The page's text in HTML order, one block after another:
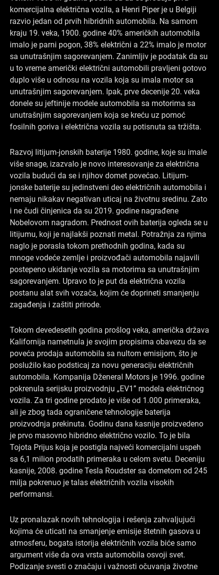
komercijalna električna vozila, a Henri Piper je u Belgiji
razvio jedan od prvih hibridnih automobila. Na samom
kraju 19. veka, 1900. godine 40% američkih automobila
imalo je parni pogon, 38% električni a 22% imalo je motor
sa unutrašnjim sagorevanjem. Zanimljiv je podatak da su
u to vreme američki električni automobili pravljeni gotovo
duplo više u odnosu na vozila koja su imala motor sa
unutrašnjim sagorevanjem. Ipak, prve decenije 20. veka
donele su jeftinije modele automobila sa motorima sa
unutrašnjim sagorevanjem koja se kreću uz pomoć
fosilnih goriva i električna vozila su potisnuta sa tržišta.
Razvoj litijum-jonskih baterije 1980. godine, koje su imale
više snage, izazvalo je novo interesovanje za električna
vozila budući da se i njihov domet povećao. Litijum-
jonske baterije su jedinstveni deo električnih automobila i
nemaju nikakav negativan uticaj na životnu sredinu. Zato
i ne čudi činjenica da su 2019. godine nagrađene
Nobelovom nagradom. Prednost ovih baterija ogleda se u
litijumu, koji je najlakši poznati metal. Potražnja za njima
naglo je porasla tokom prethodnih godina, kada su
mnoge vodeće zemlje i proizvođači automobila najavili
postepeno ukidanje vozila sa motorima sa unutrašnjim
sagorevanjem. Upravo to je put da električna vozila
postanu alat svih vozača, kojim će doprineti smanjenju
zagađenja i zaštiti prirode.
Tokom devedesetih godina prošlog veka, američka država
Kalifornija nametnula je svojim propisima obavezu da se
poveća prodaja automobila sa nultom emisijom, što je
poslužilo kao podsticaj za novu generaciju električnih
automobila. Kompanija Dženeral Motors je 1996. godine
pokrenula serijsku proizvodnju „EV1” modela električnog
vozila. Za tri godine prodato je više od 1.000 primeraka,
ali je zbog tada ograničene tehnologije baterija
proizvodnja prekinuta. Godinu dana kasnije proizvedeno
je prvo masovno hibridno električno vozilo. To je bila
Tojota Prijus koja je postigla najveći komercijalni uspeh
sa 6,1 milion prodatih primeraka u celom svetu. Deceniju
kasnije, 2008. godine Tesla Roudster sa dometom od 245
milja pokrenuo je talas električnih vozila visokih
performansi.
Uz pronalazak novih tehnologija i rešenja zahvaljujući
kojima će uticati na smanjenje emisije štetnih gasova u
atmosferu, bogata istorija električnih vozila biće samo
argument više da ova vrsta automobila osvoji svet.
Podizanje svesti o značaju i važnosti očuvanja životne